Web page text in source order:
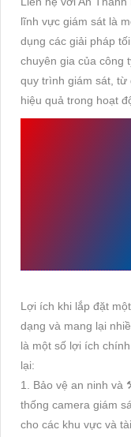
lĩnh vực giám sát là
dụng các giải pháp
chuyên gia của công
quy trình giám sát, từ
hiệu quả trong hoạt
Lợi ích khi lắp đặt
dạng và mang lại
là một số lợi ích
lại:
1. Bảo vệ an ninh và
thống camera giám
cho các khu vực và